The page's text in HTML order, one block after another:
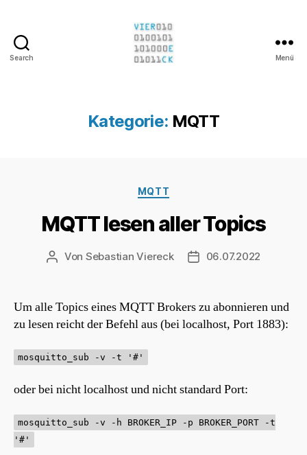
Search Menü
Kategorie: MQTT
Kategorien
MQTT
MQTT lesen aller Topics
Beitragsautor
Von Sebastian Viereck Beitragsdatum
06.07.2022
Um alle Topics eines MQTT Brokers zu abonnieren und
zu lesen reicht der Befehl aus (bei localhost, Port 1883):
mosquitto_sub -v -t '#'
oder bei nicht localhost und nicht standard Port:
mosquitto_sub -v -h BROKER_IP -p BROKER_PORT -t
'#'